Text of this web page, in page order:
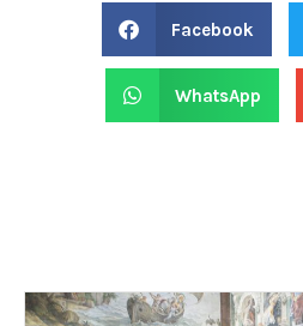
Facebook
WhatsApp